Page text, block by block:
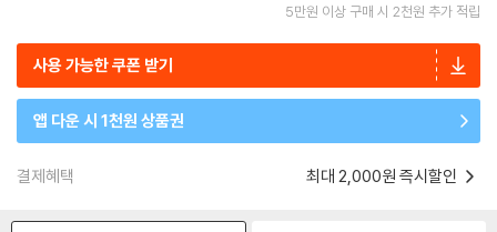
5만원 이상 구매 시 2천원 추가 적립
사용 가능한 쿠폰 받기
앱 다운 시 1천원 상품권
결제혜택 최대 2,000원 즉시할인